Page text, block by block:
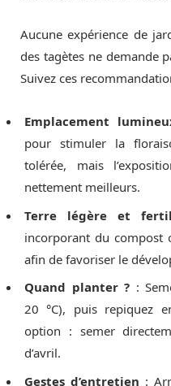
Aucune expérience de
des tagètes ne demande
Suivez ces
Emplacement
pour stimuler la
tolérée, mais
nettement meilleurs.
Terre légère et
incorporant du compost
afin de favoriser le
Quand planter ? :
20 °C), puis repiquez
option : semer
d’avril.
Gestes d’entretien :